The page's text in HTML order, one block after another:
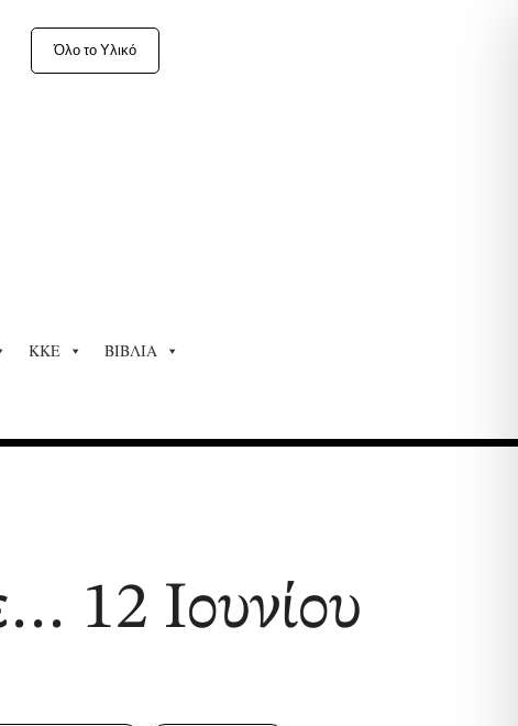
Όλο το Υλικό
ΚΚΕ ΒΙΒΛΙΑ
12 Ιουνίου